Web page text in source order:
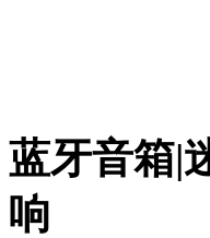
蓝牙音箱|
响